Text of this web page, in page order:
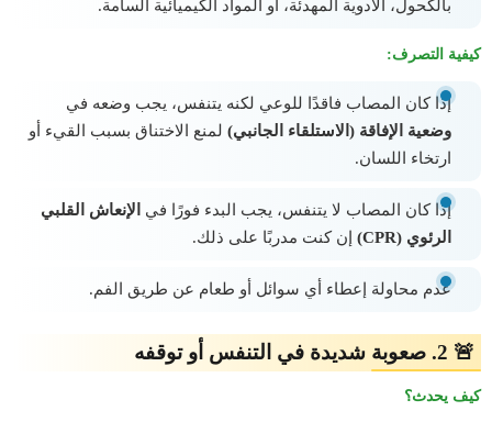
بالكحول، الأدوية المهدئة، أو المواد الكيميائية السامة.
كيفية التصرف:
إذا كان المصاب فاقدًا للوعي لكنه يتنفس، يجب وضعه في
وضعية الإفاقة (الاستلقاء الجانبي) لمنع الاختناق بسبب القيء أو
ارتخاء اللسان.
إذا كان المصاب لا يتنفس، يجب البدء فورًا في
الإنعاش القلبي
الرئوي (CPR)
إن كنت مدربًا على ذلك.
عدم محاولة إعطاء أي سوائل أو طعام عن طريق الفم.
🚨 2. صعوبة شديدة في التنفس أو توقفه
كيف يحدث؟